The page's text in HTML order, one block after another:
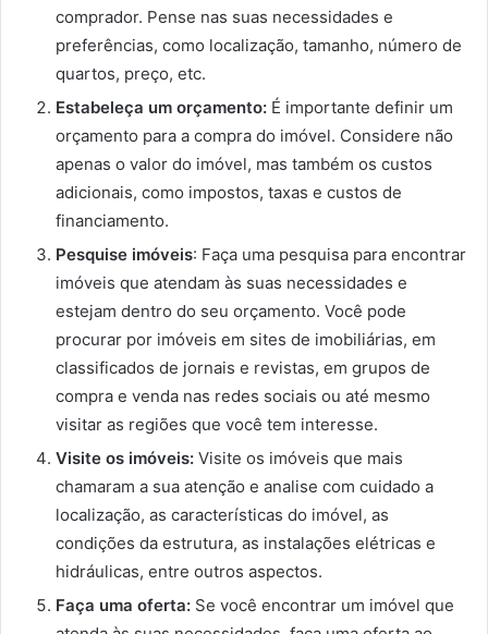
comprador. Pense nas suas necessidades e
preferências, como localização, tamanho, número de
quartos, preço, etc.
Estabeleça um orçamento: É importante definir um
orçamento para a compra do imóvel. Considere não
apenas o valor do imóvel, mas também os custos
adicionais, como impostos, taxas e custos de
financiamento.
Pesquise imóveis: Faça uma pesquisa para encontrar
imóveis que atendam às suas necessidades e
estejam dentro do seu orçamento. Você pode
procurar por imóveis em sites de imobiliárias, em
classificados de jornais e revistas, em grupos de
compra e venda nas redes sociais ou até mesmo
visitar as regiões que você tem interesse.
Visite os imóveis: Visite os imóveis que mais
chamaram a sua atenção e analise com cuidado a
localização, as características do imóvel, as
condições da estrutura, as instalações elétricas e
hidráulicas, entre outros aspectos.
Faça uma oferta: Se você encontrar um imóvel que